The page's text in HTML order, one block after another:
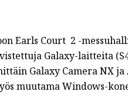
Earls Court 2 -
Galaxy-laitteita
Galaxy Camera NX
muutama Windows-